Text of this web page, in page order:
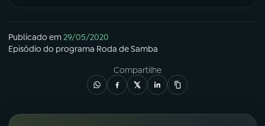
Publicado em29/05/2020
Episódio do programa Roda de Samba
Compartilhe